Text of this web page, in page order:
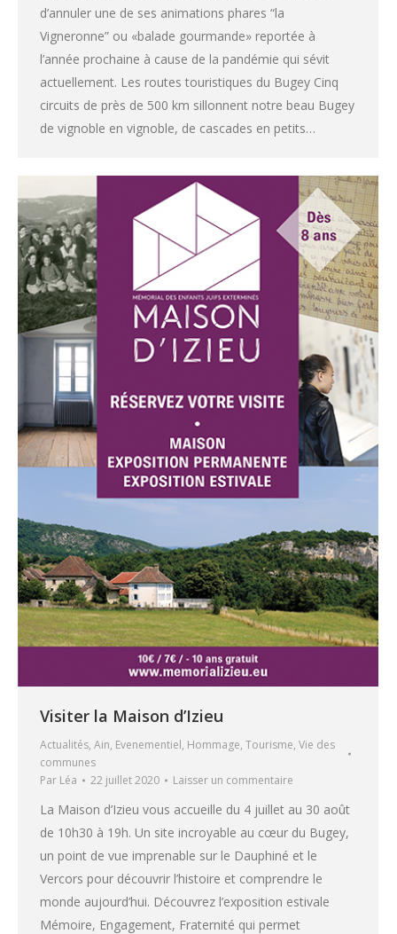
d’annuler une de ses animations phares “la
Vigneronne” ou «balade gourmande» reportée à
l’année prochaine à cause de la pandémie qui sévit
actuellement. Les routes touristiques du Bugey Cinq
circuits de près de 500 km sillonnent notre beau Bugey
de vignoble en vignoble, de cascades en petits…
Visiter la Maison d’Izieu
Actualités, Ain, Evenementiel, Hommage, Tourisme, Vie des
communes
Par Léa 22 juillet 2020 Laisser un commentaire
La Maison d’Izieu vous accueille du 4 juillet au 30 août
de 10h30 à 19h. Un site incroyable au cœur du Bugey,
un point de vue imprenable sur le Dauphiné et le
Vercors pour découvrir l’histoire et comprendre le
monde aujourd’hui. Découvrez l’exposition estivale
Mémoire, Engagement, Fraternité qui permet